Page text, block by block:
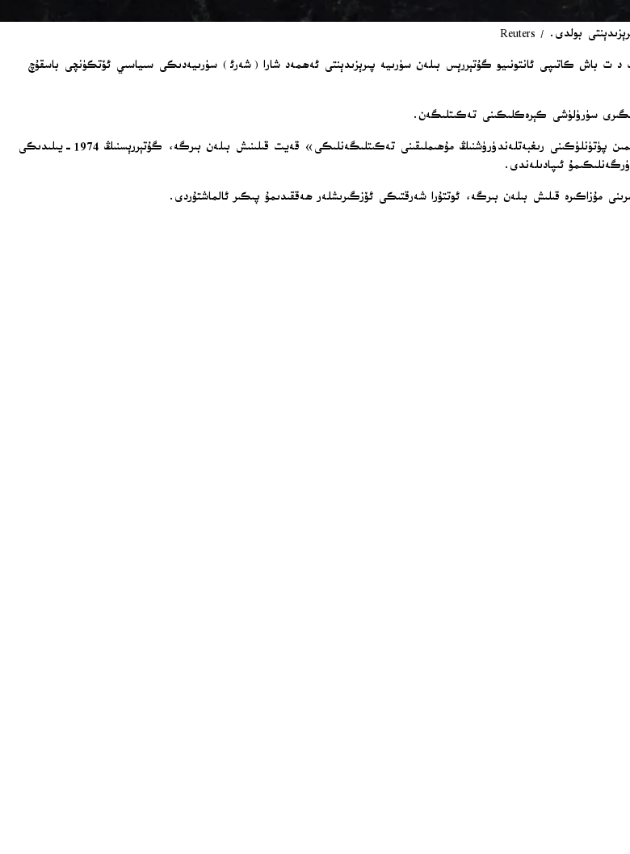
د ت باش كاتىپى ئانتونىيو گۇتېررېس بىلەن سۈرىيە پىرېزىدېنتى ئەھمەد شارا (شەرئ) سۈرىيەدىكى سىياسىي ئۆتكۈنچى باسقۇچ
سۈرۈلۈشى كېرەكلىكىنى تەكىتلىگەن.
چارشەنبە كۈنى ئېلان قىلىنغان باياناتتا: «باش كاتىپنىڭ يەنە سۈرىيەنىڭ ئىگىلىك ھوقۇقى ۋە زېمىن پۈتۈنلۈكىنى رىغبەتلەندۈرۈشنىڭ مۇھىملىقىنى تەكىتلىگەنلىكى» قەيت قىلىنىش بىلەن بىرگە، گۇتېررېسنىڭ 1974-يىلىدىكى
ئىپادىلەندى.
مۇزاكىرە قىلىش بىلەن بىرگە، ئوتتۇرا شەرقتىكى ئۆزگىرىشلەر ھەققىدىمۇ پىكىر ئالماشتۇردى.